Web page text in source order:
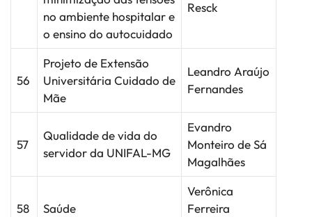
no ambiente hospitalar e
o ensino do autocuidado
Resck
56
Projeto de Extensão
Universitária Cuidado de
Mãe
Leandro Araújo
Fernandes
57
Qualidade de vida do
servidor da UNIFAL-MG
Evandro
Monteiro de Sá
Magalhães
58 Saúde
Verônica
Ferreira